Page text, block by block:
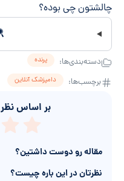
چالشتون چی بوده؟
دسته‌بندی‌ها: پرنده
برچسب‌ها: دامپزشک آنلاین
بر اساس نظر
مقاله رو دوست داشتین؟
نظرتان در این باره چیست؟